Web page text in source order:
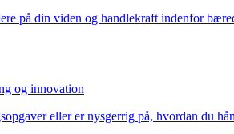
på din viden og handlekraft indenfor
og innovation
eller er nysgerrig på, hvordan du